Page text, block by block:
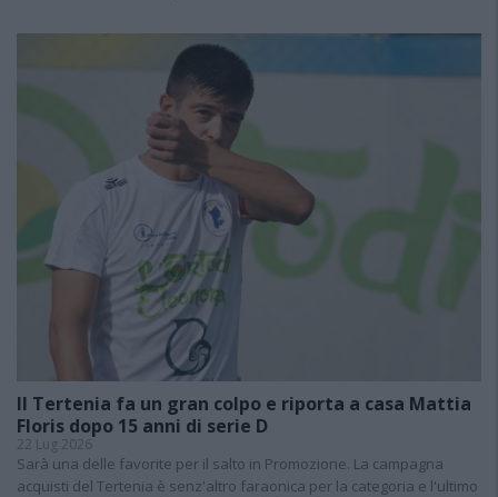
Il Tertenia fa un gran colpo e riporta a casa Mattia
Floris dopo 15 anni di serie D
22 Lug 2026
Sarà una delle favorite per il salto in Promozione. La campagna
acquisti del Tertenia è senz'altro faraonica per la categoria e l'ultimo